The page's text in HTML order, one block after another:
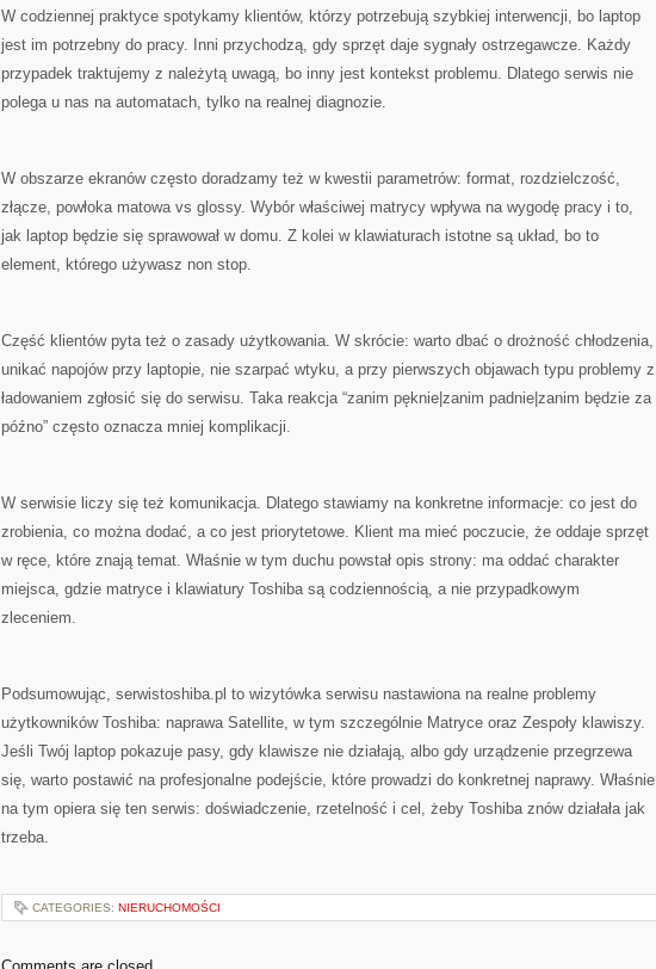
W codziennej praktyce spotykamy klientów, którzy potrzebują szybkiej interwencji, bo laptop
jest im potrzebny do pracy. Inni przychodzą, gdy sprzęt daje sygnały ostrzegawcze. Każdy
przypadek traktujemy z należytą uwagą, bo inny jest kontekst problemu. Dlatego serwis nie
polega u nas na automatach, tylko na realnej diagnozie.
W obszarze ekranów często doradzamy też w kwestii parametrów: format, rozdzielczość,
złącze, powłoka matowa vs glossy. Wybór właściwej matrycy wpływa na wygodę pracy i to,
jak laptop będzie się sprawował w domu. Z kolei w klawiaturach istotne są układ, bo to
element, którego używasz non stop.
Część klientów pyta też o zasady użytkowania. W skrócie: warto dbać o drożność chłodzenia,
unikać napojów przy laptopie, nie szarpać wtyku, a przy pierwszych objawach typu problemy z
ładowaniem zgłosić się do serwisu. Taka reakcja “zanim pęknie|zanim padnie|zanim będzie za
późno” często oznacza mniej komplikacji.
W serwisie liczy się też komunikacja. Dlatego stawiamy na konkretne informacje: co jest do
zrobienia, co można dodać, a co jest priorytetowe. Klient ma mieć poczucie, że oddaje sprzęt
w ręce, które znają temat. Właśnie w tym duchu powstał opis strony: ma oddać charakter
miejsca, gdzie matryce i klawiatury Toshiba są codziennością, a nie przypadkowym
zleceniem.
Podsumowując, serwistoshiba.pl to wizytówka serwisu nastawiona na realne problemy
użytkowników Toshiba: naprawa Satellite, w tym szczególnie Matryce oraz Zespoły klawiszy.
Jeśli Twój laptop pokazuje pasy, gdy klawisze nie działają, albo gdy urządzenie przegrzewa
się, warto postawić na profesjonalne podejście, które prowadzi do konkretnej naprawy. Właśnie
na tym opiera się ten serwis: doświadczenie, rzetelność i cel, żeby Toshiba znów działała jak
trzeba.
CATEGORIES: NIERUCHOMOŚCI